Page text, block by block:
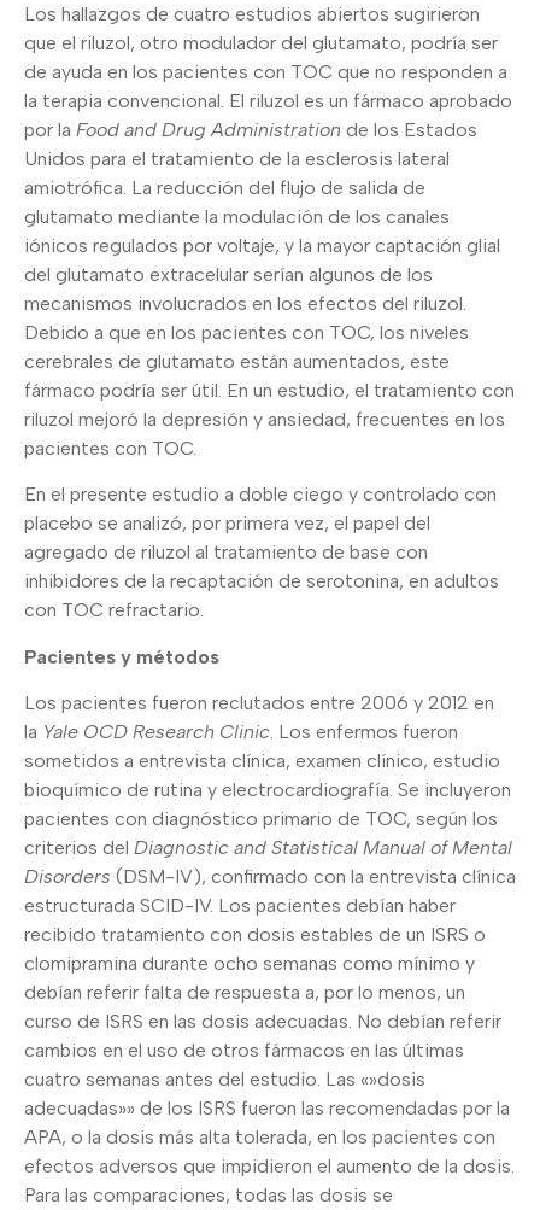
Los hallazgos de cuatro estudios abiertos sugirieron
que el riluzol, otro modulador del glutamato, podría ser
de ayuda en los pacientes con TOC que no responden a
la terapia convencional. El riluzol es un fármaco aprobado
por la Food and Drug Administration de los Estados
Unidos para el tratamiento de la esclerosis lateral
amiotrófica. La reducción del flujo de salida de
glutamato mediante la modulación de los canales
iónicos regulados por voltaje, y la mayor captación glial
del glutamato extracelular serían algunos de los
mecanismos involucrados en los efectos del riluzol.
Debido a que en los pacientes con TOC, los niveles
cerebrales de glutamato están aumentados, este
fármaco podría ser útil. En un estudio, el tratamiento con
riluzol mejoró la depresión y ansiedad, frecuentes en los
pacientes con TOC.
En el presente estudio a doble ciego y controlado con
placebo se analizó, por primera vez, el papel del
agregado de riluzol al tratamiento de base con
inhibidores de la recaptación de serotonina, en adultos
con TOC refractario.
Pacientes y métodos
Los pacientes fueron reclutados entre 2006 y 2012 en
la Yale OCD Research Clinic. Los enfermos fueron
sometidos a entrevista clínica, examen clínico, estudio
bioquímico de rutina y electrocardiografía. Se incluyeron
pacientes con diagnóstico primario de TOC, según los
criterios del Diagnostic and Statistical Manual of Mental
Disorders (DSM-IV), confirmado con la entrevista clínica
estructurada SCID-IV. Los pacientes debían haber
recibido tratamiento con dosis estables de un ISRS o
clomipramina durante ocho semanas como mínimo y
debían referir falta de respuesta a, por lo menos, un
curso de ISRS en las dosis adecuadas. No debían referir
cambios en el uso de otros fármacos en las últimas
cuatro semanas antes del estudio. Las «»dosis
adecuadas»» de los ISRS fueron las recomendadas por la
APA, o la dosis más alta tolerada, en los pacientes con
efectos adversos que impidieron el aumento de la dosis.
Para las comparaciones, todas las dosis se